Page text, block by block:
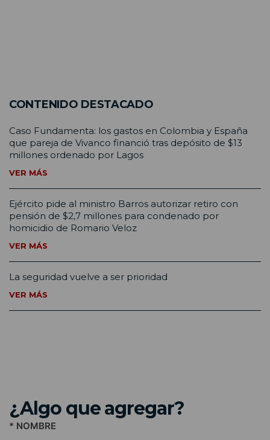
CONTENIDO DESTACADO
Caso Fundamenta: los gastos en Colombia y España
que pareja de Vivanco financió tras depósito de $13
millones ordenado por Lagos
VER MÁS
Ejército pide al ministro Barros autorizar retiro con
pensión de $2,7 millones para condenado por
homicidio de Romario Veloz
VER MÁS
La seguridad vuelve a ser prioridad
VER MÁS
¿Algo que agregar?
* NOMBRE